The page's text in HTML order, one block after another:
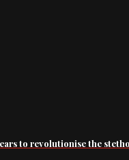
to revolutionise the